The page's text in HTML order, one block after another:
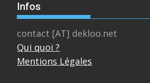
Infos
contact [AT] dekloo.net
Qui quoi ?
Mentions Légales